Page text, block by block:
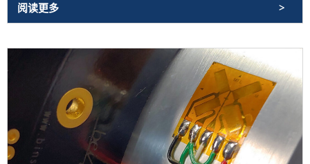
阅读更多